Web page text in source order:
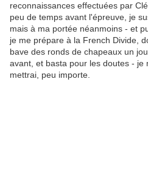
reconnaissances effectuées par
peu de temps avant l'épreuve, je
mais à ma portée néanmoins - et
je me prépare à la French Divide,
bave des ronds de chapeaux un
avant, et basta pour les doutes - je
mettrai, peu importe.